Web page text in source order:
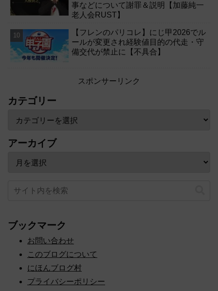
事などについて謝罪＆説明【加藤純一
老人会RUST】
【フレンのパリコレ】にじ甲2026でル
ールが変更され経験値目的の代走・守
備交代が禁止に【不具合】
スポンサーリンク
カテゴリー
アーカイブ
ブックマーク
お問い合わせ
このブログについて
にほんブログ村
プライバシーポリシー